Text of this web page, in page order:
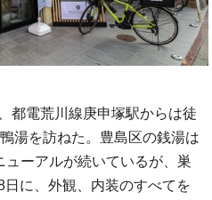
都電荒川線庚申塚駅からは徒
湯を訪ねた。豊島区の銭湯は
ーアルが続いているが、巣
に、外観、内装のすべてを